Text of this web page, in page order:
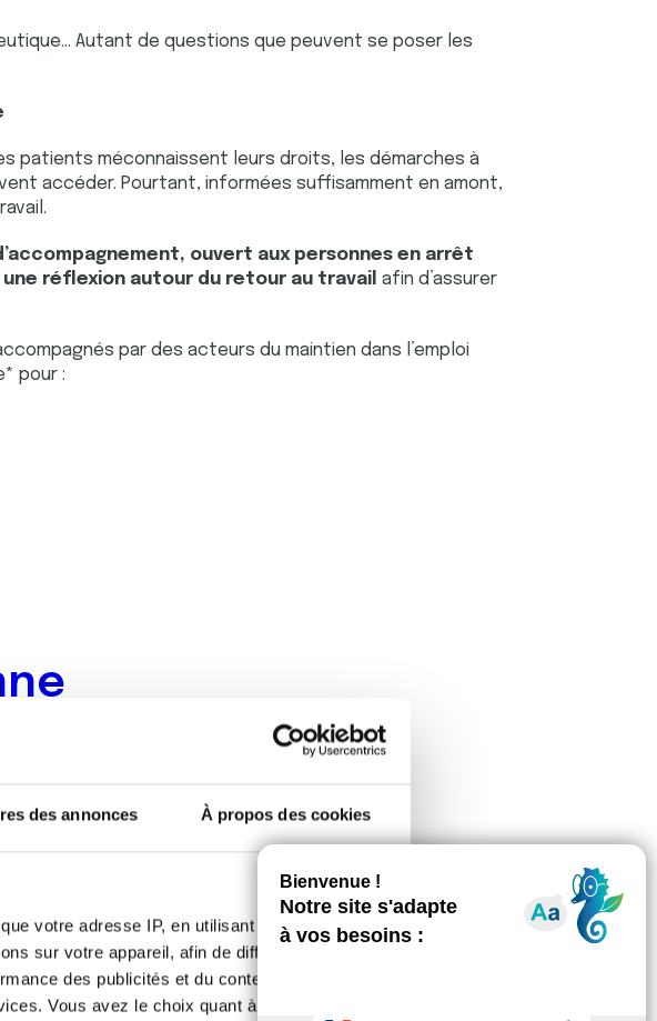
des annonces À propos des cookies
votre adresse IP, en utilisant des
sur votre appareil, afin de diffuser des
des publicités et du contenu, ainsi que de
Vous avez le choix quant à l'utilisation de
Autant de questions que peuvent se poser les
patients méconnaissent leurs droits, les démarches à
accéder. Pourtant, informées suffisamment en amont,
ouvert aux personnes en arrêt
une réflexion autour du retour au travail afin d’assurer
par des acteurs du maintien dans l’emploi
pour :